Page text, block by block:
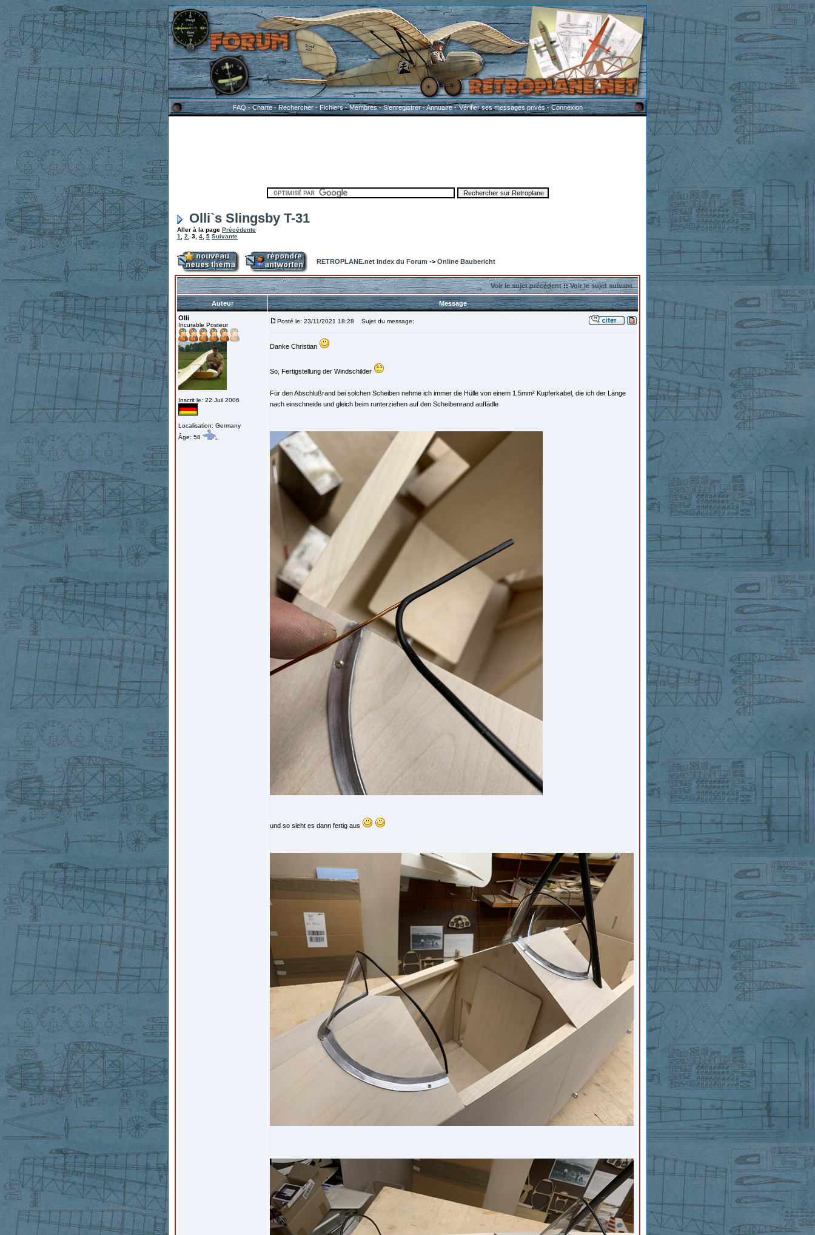
FAQ-Charte-Rechercher-Fichiers-Membres-S'enregistrer-Annuaire-Vérifier ses messages privés-Connexion
Olli`s Slingsby T-31
Aller à la page Précédente
1
2 3 4 5 Suivante
RETROPLANE.net Index du Forum -> Online Baubericht
Voir le sujet précédent::Voir le sujet suivant
Auteur
Message
Olli
Incurable Posteur
Inscrit le: 22 Juil 2006
Localisation: Germany
Âge: 58
Posté le: 23/11/2021 18:28 Sujet du message:
Danke Christian
So, Fertigstellung der Windschilder
Für den Abschlußrand bei solchen Scheiben nehme ich immer die Hülle von einem 1,5mm² Kupferkabel, die ich der Länge
nach einschneide und gleich beim runterziehen auf den Scheibenrand auffädle
und so sieht es dann fertig aus